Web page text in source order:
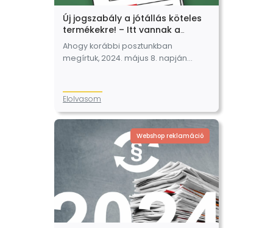
Új jogszabály a jótállás köteles
termékekre! – Itt vannak a
kibővített jótállás köteles
termékkategóriák
Ahogy korábbi posztunkban
megírtuk, 2024. május 8. napján
(továbbiakban: Korm. rendelet),
vállalkozásokat is érintette. Az egyik…
Elolvasom
Webshop reklamáció